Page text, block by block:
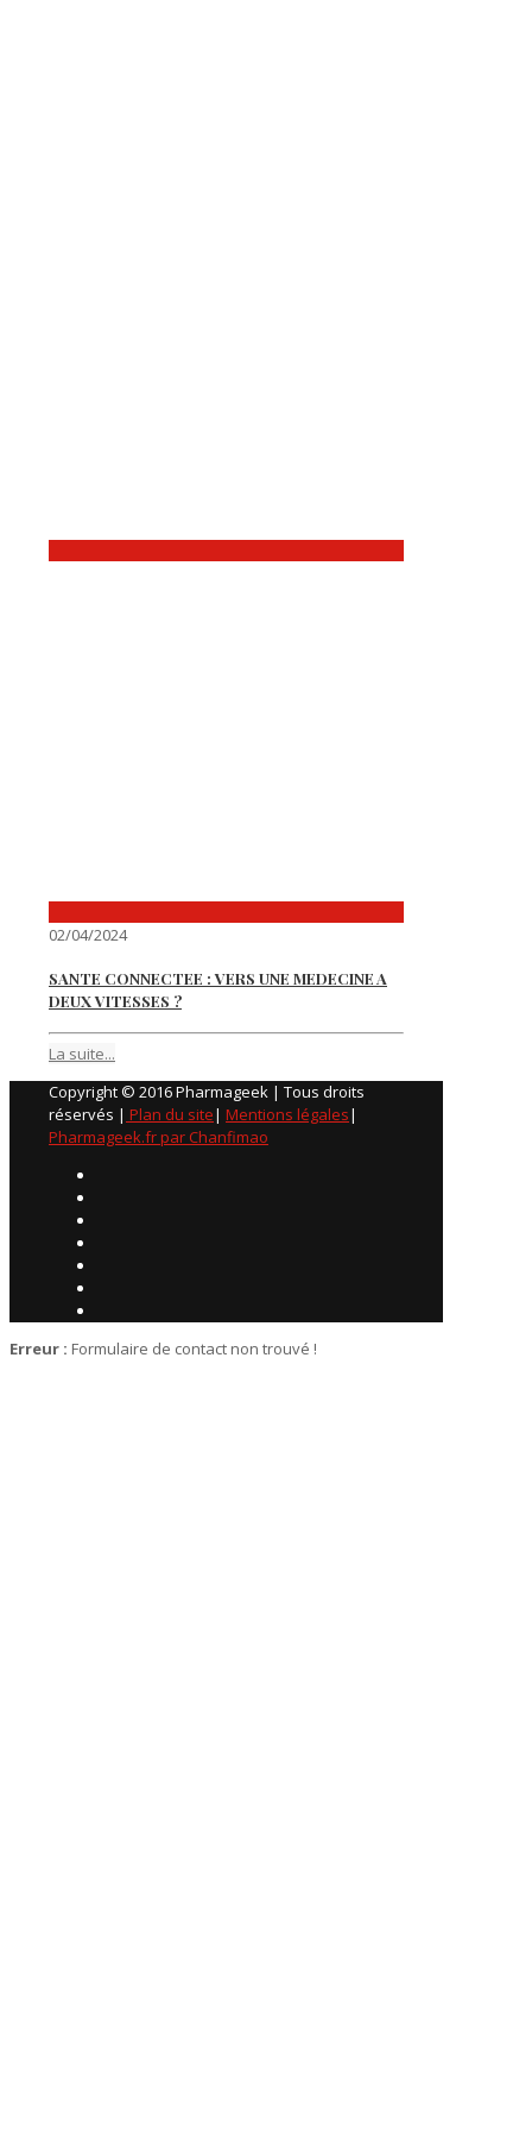
02/04/2024
SANTE CONNECTEE : VERS UNE MEDECINE A
DEUX VITESSES ?
La suite...
Copyright © 2016 Pharmageek | Tous droits
réservés | Plan du site| Mentions légales|
Pharmageek.fr par Chanfimao
Erreur : Formulaire de contact non trouvé !